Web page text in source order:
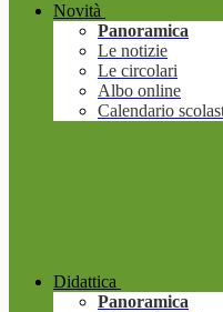
Novità
Panoramica
Le notizie
Le circolari
Albo online
Calendario
Didattica
Panoramica